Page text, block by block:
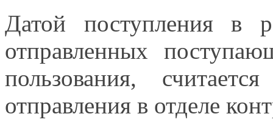
Датой поступления в
отправленных
пользования,
отправления в отделе